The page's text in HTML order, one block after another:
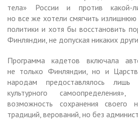
тела» России и против какой-
но все же хотели смягчить
политики и хотя бы восстановить
Финляндии, не допуская никаких
Программа кадетов включала
не только Финляндии, но и
народам предоставлялось лишь
культурного самоопределения»,
возможность сохранения своего
традиций, верований, но без